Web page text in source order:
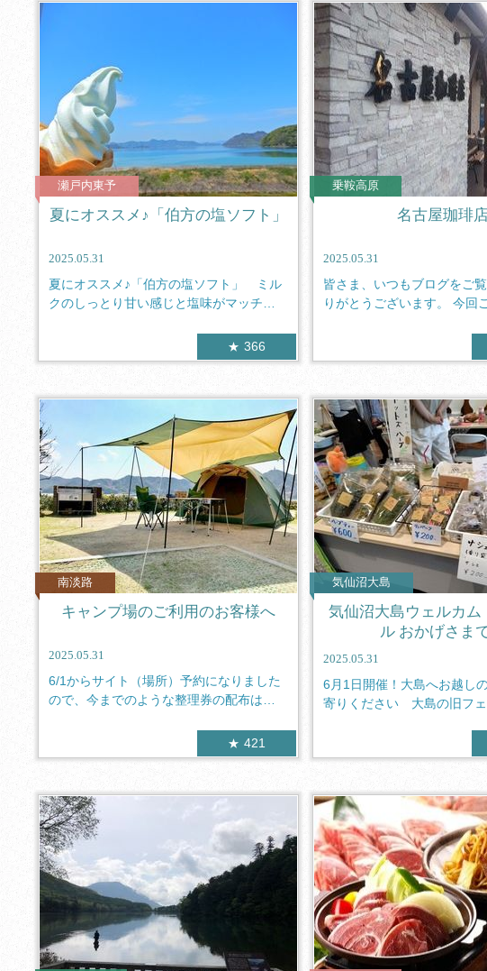
瀬戸内東予
夏にオススメ♪「伯方の塩ソフト」
2025.05.31
夏にオススメ♪「伯方の塩ソフト」 ミル
クのしっとり甘い感じと塩味がマッチし
366
乗鞍高原
名古屋珈琲
2025.05.31
皆さま、いつもブログをご
りがとうございます。 今回
南淡路
キャンプ場のご利用のお客様へ
2025.05.31
6/1からサイト（場所）予約になりました
ので、今までのような整理券の配布はご
421
気仙沼大島
気仙沼大島ウェルカム
ル おかげさま
2025.05.31
6月1日開催！大島へお越し
寄りください 大島の旧フェ